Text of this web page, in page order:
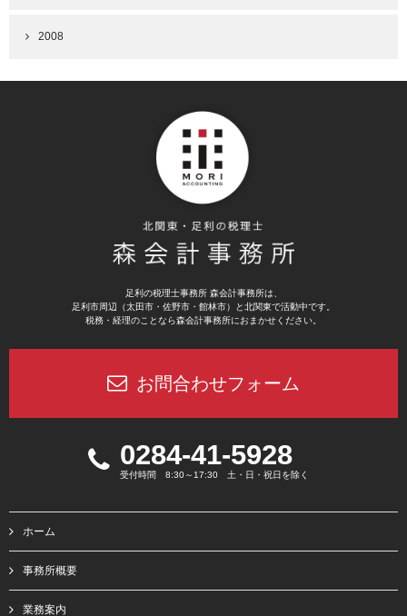
2008
足利の税理士事務所 森会計事務所は、
足利市周辺（太田市・佐野市・館林市）と北関東で活動中です。
税務・経理のことなら森会計事務所におまかせください。
お問合わせフォーム
0284-41-5928
受付時間 8:30～17:30 土・日・祝日を除く
ホーム
事務所概要
業務案内